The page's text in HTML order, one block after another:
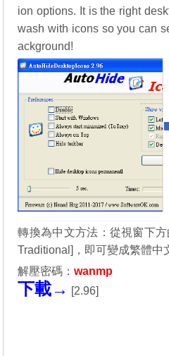
ion options. It is the right
wash with icons so you can
ackground!
轉換為中文方法：從視窗下
Traditional]，即可變成繁體中
解壓密碼：wanmp
下載→ [2.96]